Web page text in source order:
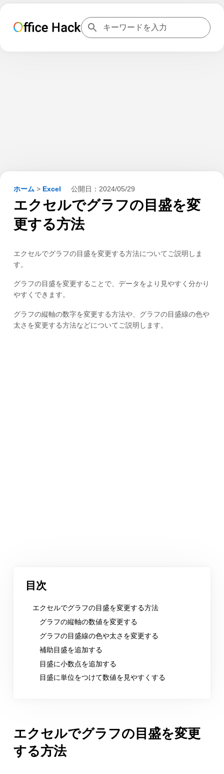
ホーム > Excel 公開日： 2024/05/29
エクセルでグラフの目盛を変
更する方法
エクセルでグラフの目盛を変更する方法についてご説明しま
す。
グラフの目盛を変更することで、データをより見やすく分かり
やすくできます。
グラフの縦軸の数字を変更する方法や、グラフの目盛線の色や
太さを変更する方法などについてご説明します。
目次
エクセルでグラフの目盛を変更する方法
グラフの縦軸の数値を変更する
グラフの目盛線の色や太さを変更する
補助目盛を追加する
目盛に小数点を追加する
目盛に単位をつけて数値を見やすくする
エクセルでグラフの目盛を変更
する方法